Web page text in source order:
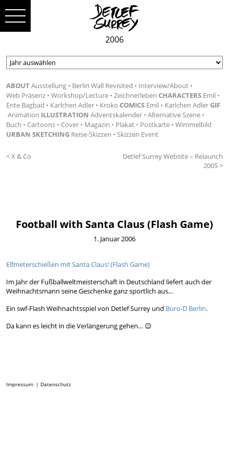
2006
ABOUTAusstellung Berlin Wall Revisited
Interview/About
Web Präsenz
Workshop/Lecture Zeichnerleben CHARACTERS Emil
Ente Bagbad
Karlchen Adler Kroko COMICS Emil Karlchen AdlerGIF
Animation ILLUSTRATION Adventskalender
Alternative Szene
Buch
Cartoons Cover Magazin Plakat Postkarte
Wimmelbild
URBAN SKETCHING Reise-Skizzen Skizzen Event
< X & Co
Detlef Surrey Website – Relaunch
2005 >
Football with Santa Claus (Flash Game)
1. Januar 2006
Elfmeterschießen mit Santa Claus! (Flash Game)
Im Jahr der Fußballweltmeisterschaft in Deutschland liefert auch der
Weihnachtsmann seine Geschenke ganz sportlich aus…
Ein swf-Flash Weihnachtsspiel von Detlef Surrey und Büro-D Berlin.
Da kann es leicht in die Verlängerung gehen… 😉
Impressum Datenschutz